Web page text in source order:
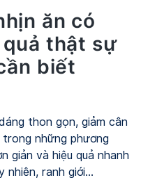
ăn có
thật sự
biết
thon gọn, giảm cân
những phương
giản và hiệu quả nhanh
nhiên, ranh giới…